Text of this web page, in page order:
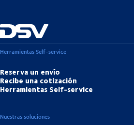
Herramientas Self-service
Reserva un envío
Recibe una cotización
Herramientas Self-service
Nuestras soluciones